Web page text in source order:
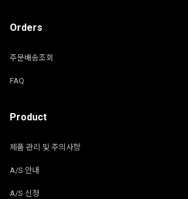
Orders
주문배송조회
FAQ
Product
제품 관리 및 주의사항
A/S 안내
A/S 신청